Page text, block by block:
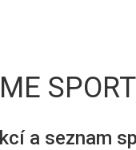
a seznam